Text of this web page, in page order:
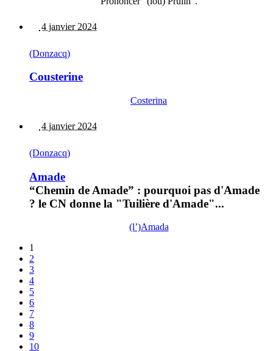
4 janvier 2024
(Donzacq)
Cousterine
Costerina
4 janvier 2024
(Donzacq)
Amade
“Chemin de Amade” : pourquoi pas d'Amade
? le CN donne la "Tuilière d'Amade"...
(l’)Amada
1
2
3
4
5
6
7
8
9
10